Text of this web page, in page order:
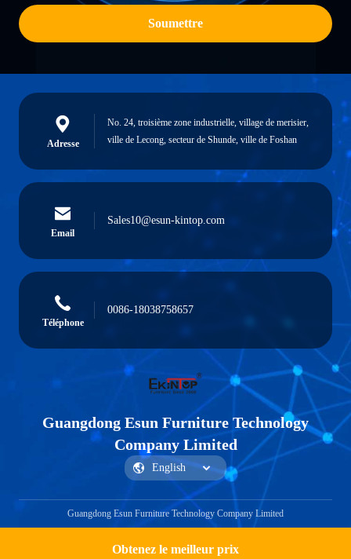
Obtenez le meilleur prix
Soumettre
Adresse
No. 24, troisième zone industrielle, village de merisier,
ville de Lecong, secteur de Shunde, ville de Foshan
Email
Sales10@esun-kintop.com
Téléphone
0086-18038758657
Guangdong Esun Furniture Technology
Company Limited
Guangdong Esun Furniture Technology Company Limited
Obtenir un devis